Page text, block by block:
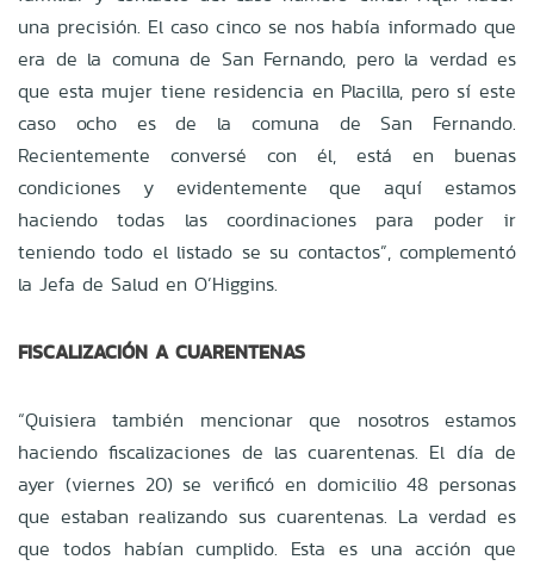
una precisión. El caso cinco se nos había informado que
era de la comuna de San Fernando, pero la verdad es
que esta mujer tiene residencia en Placilla, pero sí este
caso ocho es de la comuna de San Fernando.
Recientemente conversé con él, está en buenas
condiciones y evidentemente que aquí estamos
haciendo todas las coordinaciones para poder ir
teniendo todo el listado se su contactos”, complementó
la Jefa de Salud en O’Higgins.
FISCALIZACIÓN A CUARENTENAS
“Quisiera también mencionar que nosotros estamos
haciendo fiscalizaciones de las cuarentenas. El día de
ayer (viernes 20) se verificó en domicilio 48 personas
que estaban realizando sus cuarentenas. La verdad es
que todos habían cumplido. Esta es una acción que